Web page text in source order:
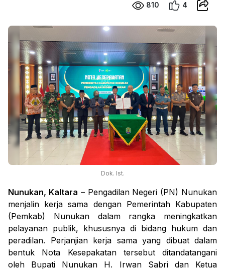
810 4
Dok. Ist.
Nunukan, Kaltara – Pengadilan Negeri (PN) Nunukan
menjalin kerja sama dengan Pemerintah Kabupaten
(Pemkab) Nunukan dalam rangka meningkatkan
pelayanan publik, khususnya di bidang hukum dan
peradilan. Perjanjian kerja sama yang dibuat dalam
bentuk Nota Kesepakatan tersebut ditandatangani
oleh Bupati Nunukan H. Irwan Sabri dan Ketua